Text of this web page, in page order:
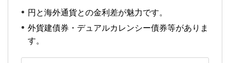
円と海外通貨との金利差が魅力です。
外貨建債券・デュアルカレンシー債券等がありま
す。